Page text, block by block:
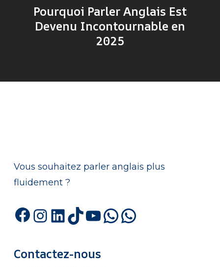
Pourquoi Parler Anglais Est
Devenu Incontournable en
2025
Vous souhaitez parler anglais plus
fluidement ?
Facebook
Instagram
LinkedIn
TikTok
YouTube
WhatsApp
Contactez-nous